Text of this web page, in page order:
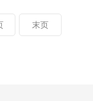
末页